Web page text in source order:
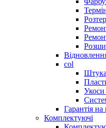
col
Укоси
Гарантія на
Комплектуючі